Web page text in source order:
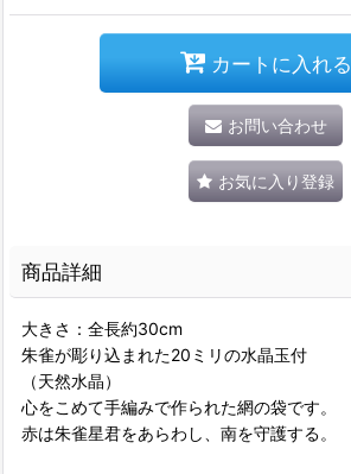
カートに入れる
お問い合わせ
お気に入り登録
商品詳細
大きさ：全長約30cm
朱雀が彫り込まれた20ミリの水晶玉付
（天然水晶）
心をこめて手編みで作られた網の袋です。
赤は朱雀星君をあらわし、南を守護する。